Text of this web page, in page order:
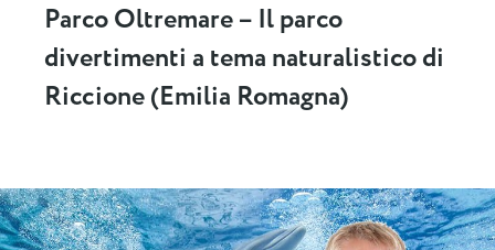
Parco Oltremare – Il parco
divertimenti a tema naturalistico di
Riccione (Emilia Romagna)